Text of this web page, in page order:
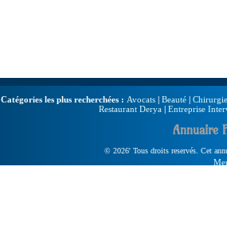
Catégories les plus recherchées : Avocats | Beauté |
Restaurant Derya | Entreprise
Annuaire
© 2026' Tous droits reservés. Cet